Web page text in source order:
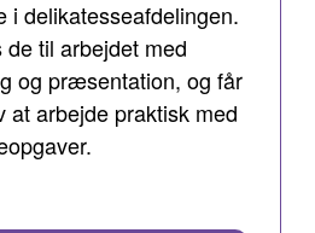
i delikatesseafdelingen.
til arbejdet med
og præsentation, og får
at arbejde praktisk med